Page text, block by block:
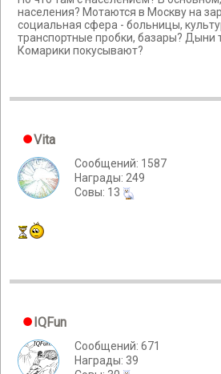
населения? Мотаются в Москву на
социальная сфера - больницы,
транспортные пробки, базары? Дыни
Комарики покусывают?
Vita
Сообщений: 1587
Награды: 249
Cовы: 13
IQFun
Сообщений: 671
Награды: 39